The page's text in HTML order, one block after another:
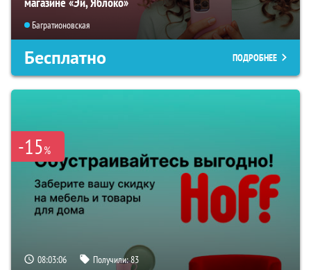
Багратионовская
Бесплатно ПОДРОБНЕЕ
-15%
08:03:05 Получили:83